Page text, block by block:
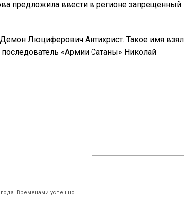
предложила ввести в регионе запрещенный
Люциферович Антихрист. Такое имя взял
последователь «Армии Сатаны» Николай
Временами успешно.